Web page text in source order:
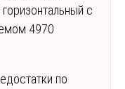
с
4970
по